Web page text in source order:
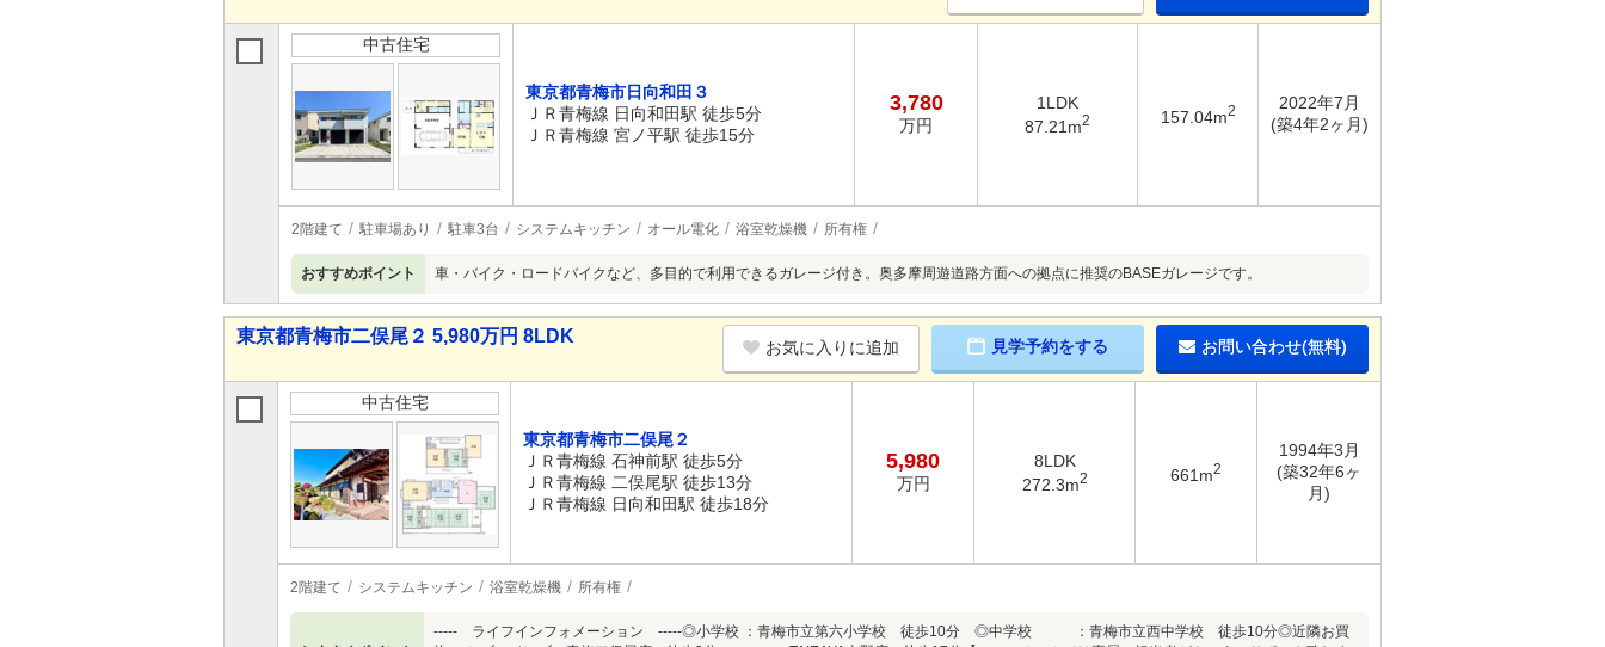
中古住宅
東京都青梅市日向和田３
ＪＲ青梅線 日向和田駅 徒歩5分
ＪＲ青梅線 宮ノ平駅 徒歩15分
3,780
万円
1LDK
87.21m2 157.04m2
2022年7月
(築4年2ヶ月)
2階建て 駐車場あり 駐車3台 システムキッチン オール電化 浴室乾燥機 所有権
おすすめポイント 車・バイク・ロードバイクなど、多目的で利用できるガレージ付き。奥多摩周遊道路方面への拠点に推奨のBASEガレージです。
東京都青梅市二俣尾２ 5,980万円 8LDK
お気に入りに追加 見学予約をする お問い合わせ(無料)
中古住宅
東京都青梅市二俣尾２
ＪＲ青梅線 石神前駅 徒歩5分
ＪＲ青梅線 二俣尾駅 徒歩13分
ＪＲ青梅線 日向和田駅 徒歩18分
5,980
万円
8LDK
272.3m2 661m2
1994年3月
(築32年6ヶ
月)
2階建て システムキッチン 浴室乾燥機 所有権
----- ライフインフォメーション -----◎小学校 ：青梅市立第六小学校 徒歩10分 ◎中学校 ：青梅市立西中学校 徒歩10分◎近隣お買